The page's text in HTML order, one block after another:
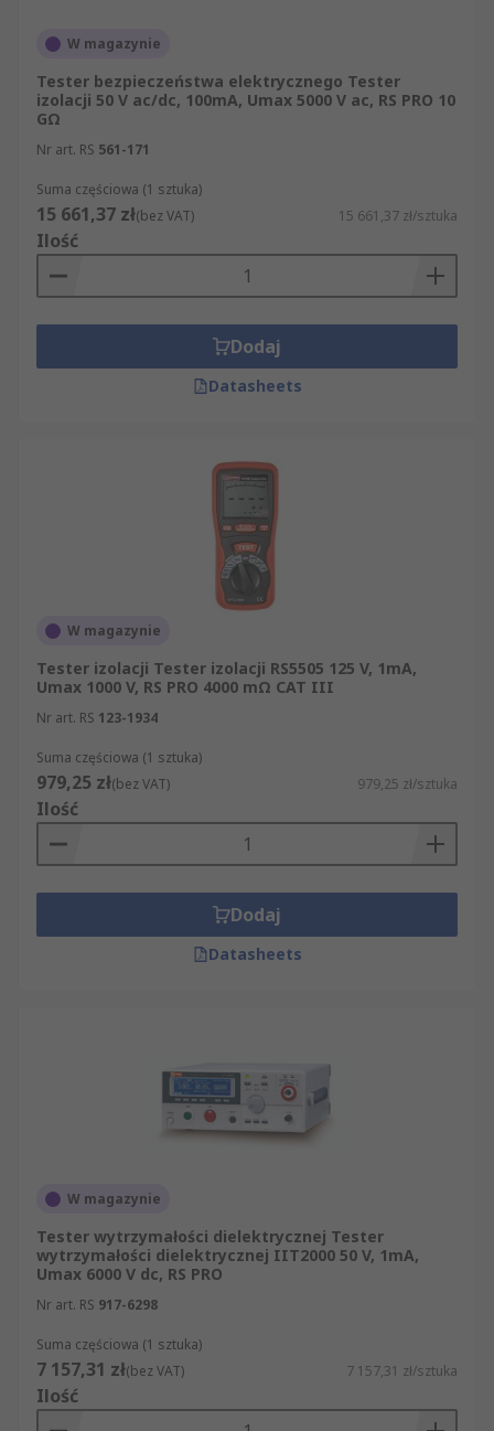
W magazynie
Tester bezpieczeństwa elektrycznego Tester
izolacji 50 V ac/dc, 100mA, Umax 5000 V ac, RS PRO 10
GΩ
Nr art. RS 561-171
Suma częściowa (1 sztuka)
15 661,37 zł(bez VAT) 15 661,37 zł/sztuka
Ilość
Dodaj
Datasheets
W magazynie
Tester izolacji Tester izolacji RS5505 125 V, 1mA,
Umax 1000 V, RS PRO 4000 mΩ CAT III
Nr art. RS 123-1934
Suma częściowa (1 sztuka)
979,25 zł(bez VAT) 979,25 zł/sztuka
Ilość
Dodaj
Datasheets
W magazynie
Tester wytrzymałości dielektrycznej Tester
wytrzymałości dielektrycznej IIT2000 50 V, 1mA,
Umax 6000 V dc, RS PRO
Nr art. RS 917-6298
Suma częściowa (1 sztuka)
7 157,31 zł(bez VAT) 7 157,31 zł/sztuka
Ilość